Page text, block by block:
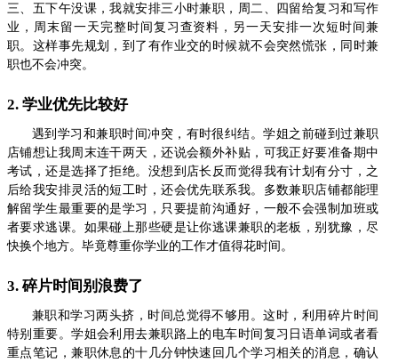
三、五下午没课，我就安排三小时兼职，周二、四留给复习和写作
业，周末留一天完整时间复习查资料，另一天安排一次短时间兼
职。这样事先规划，到了有作业交的时候就不会突然慌张，同时兼
职也不会冲突。
2. 学业优先比较好
遇到学习和兼职时间冲突，有时很纠结。学姐之前碰到过兼职
店铺想让我周末连干两天，还说会额外补贴，可我正好要准备期中
考试，还是选择了拒绝。没想到店长反而觉得我有计划有分寸，之
后给我安排灵活的短工时，还会优先联系我。多数兼职店铺都能理
解留学生最重要的是学习，只要提前沟通好，一般不会强制加班或
者要求逃课。如果碰上那些硬是让你逃课兼职的老板，别犹豫，尽
快换个地方。毕竟尊重你学业的工作才值得花时间。
3. 碎片时间别浪费了
兼职和学习两头挤，时间总觉得不够用。这时，利用碎片时间
特别重要。学姐会利用去兼职路上的电车时间复习日语单词或者看
重点笔记，兼职休息的十几分钟快速回几个学习相关的消息，确认